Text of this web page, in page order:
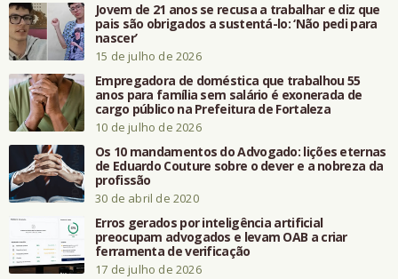
Jovem de 21 anos se recusa a trabalhar e diz que
pais são obrigados a sustentá-lo: ‘Não pedi para
nascer’
15 de julho de 2026
Empregadora de doméstica que trabalhou 55
anos para família sem salário é exonerada de
cargo público na Prefeitura de Fortaleza
10 de julho de 2026
Os 10 mandamentos do Advogado: lições eternas
de Eduardo Couture sobre o dever e a nobreza da
profissão
30 de abril de 2020
Erros gerados por inteligência artificial
preocupam advogados e levam OAB a criar
ferramenta de verificação
17 de julho de 2026